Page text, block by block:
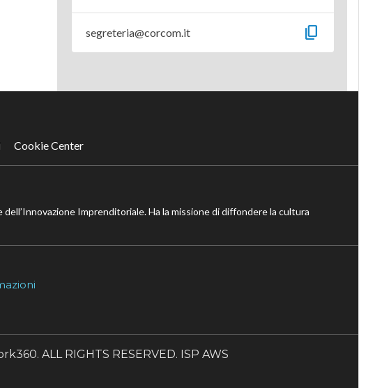
segreteria@corcom.it content_copy
Cookie Center
Imprenditoriale. Ha la missione di diffondere la cultura
ALL RIGHTS RESERVED. ISP AWS